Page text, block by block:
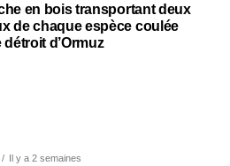
en bois transportant deux
de chaque espèce coulée
détroit d’Ormuz
Il y a 2 semaines